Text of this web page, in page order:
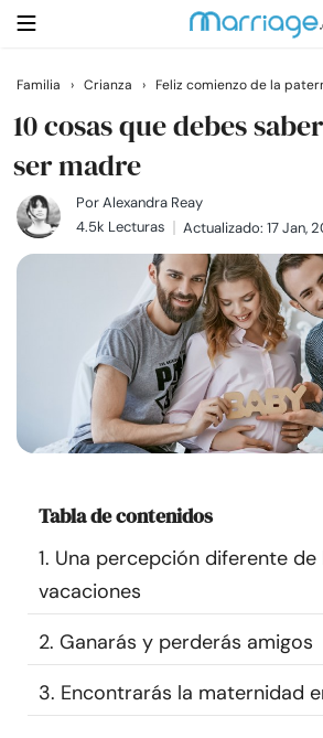
Buscar
Casarse
Relaciones
Cursos
Recursos
Comunidad
Encuentra un terapeuta
Idioma
Familia › Crianza › Feliz comienzo de la
10 cosas que debes
ser madre
PorAlexandra Reay
4.5k Lecturas
Actualizado: 17 Jan,
Tabla de contenidos
1. Una percepción diferente de
vacaciones
2. Ganarás y perderás amigos
3. Encontrarás la maternidad